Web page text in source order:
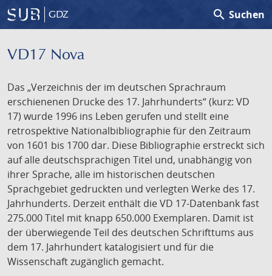
GDZ search Suchen
VD17 Nova
Das „Verzeichnis der im deutschen Sprachraum
erschienenen Drucke des 17. Jahrhunderts“ (kurz: VD
17) wurde 1996 ins Leben gerufen und stellt eine
retrospektive Nationalbibliographie für den Zeitraum
von 1601 bis 1700 dar. Diese Bibliographie erstreckt sich
auf alle deutschsprachigen Titel und, unabhängig von
ihrer Sprache, alle im historischen deutschen
Sprachgebiet gedruckten und verlegten Werke des 17.
Jahrhunderts. Derzeit enthält die VD 17-Datenbank fast
275.000 Titel mit knapp 650.000 Exemplaren. Damit ist
der überwiegende Teil des deutschen Schrifttums aus
dem 17. Jahrhundert katalogisiert und für die
Wissenschaft zugänglich gemacht.